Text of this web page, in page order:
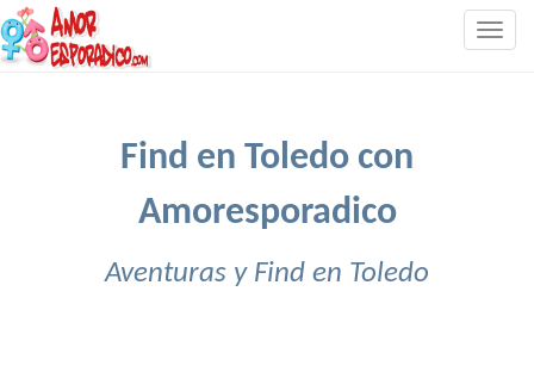
Find en Toledo con
Amoresporadico
Aventuras y Find en Toledo